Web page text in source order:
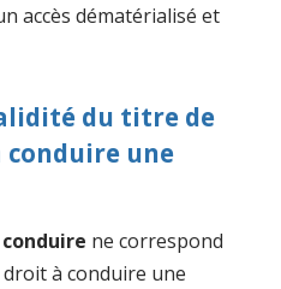
accès dématérialisé et
du titre de
une
ne correspond
à conduire une